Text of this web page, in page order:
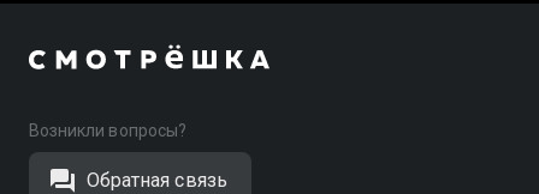
Возникли вопросы?
Обратная связь